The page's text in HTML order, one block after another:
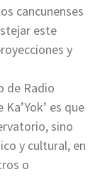
cancunenses
este
y
de Radio
es que
sino
y cultural, en
o